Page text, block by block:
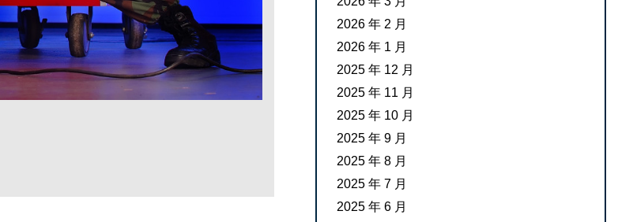
2026 年 2 月
2026 年 1 月
2025 年 12 月
2025 年 11 月
2025 年 10 月
2025 年 9 月
2025 年 8 月
2025 年 7 月
2025 年 6 月